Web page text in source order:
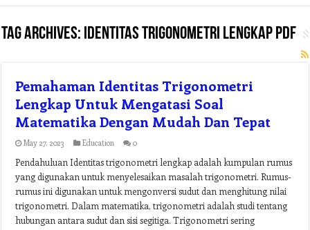
Tag Archives: identitas trigonometri lengkap pdf
Pemahaman Identitas Trigonometri
Lengkap Untuk Mengatasi Soal
Matematika Dengan Mudah Dan Tepat
May 27, 2023 Education 0
Pendahuluan Identitas trigonometri lengkap adalah kumpulan rumus
yang digunakan untuk menyelesaikan masalah trigonometri. Rumus-
rumus ini digunakan untuk mengonversi sudut dan menghitung nilai
trigonometri. Dalam matematika, trigonometri adalah studi tentang
hubungan antara sudut dan sisi segitiga. Trigonometri sering